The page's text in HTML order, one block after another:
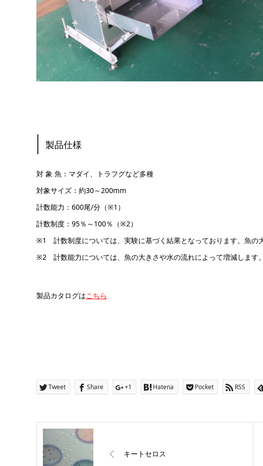
製品仕様
対 象 魚：マダイ、トラフグなど多種
対象サイズ：約30～200mm
計数能力：600尾/分（※1）
計数制度：95％～100％（※2）
※1 計数制度については、実験に基づく結果となっております。魚の
※2 計数能力については、魚の大きさや水の流れによって増減します。
製品カタログはこちら
Tweet Share +1 Hatena Pocket RSS
キートセロス